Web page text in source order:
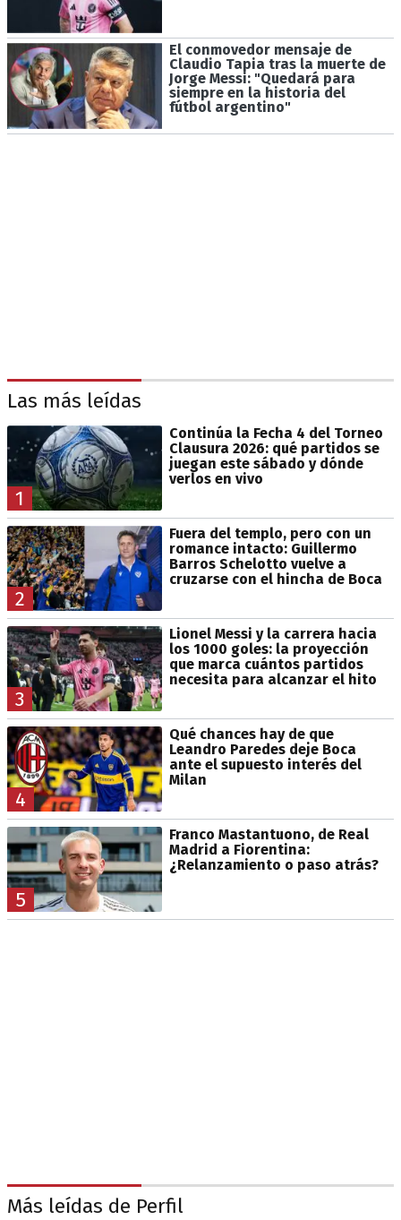
El conmovedor mensaje de
Claudio Tapia tras la muerte de
Jorge Messi: "Quedará para
siempre en la historia del
fútbol argentino"
Las más leídas
1
Continúa la Fecha 4 del Torneo
Clausura 2026: qué partidos se
juegan este sábado y dónde
verlos en vivo
2
Fuera del templo, pero con un
romance intacto: Guillermo
Barros Schelotto vuelve a
cruzarse con el hincha de Boca
3
Lionel Messi y la carrera hacia
los 1000 goles: la proyección
que marca cuántos partidos
necesita para alcanzar el hito
4
Qué chances hay de que
Leandro Paredes deje Boca
ante el supuesto interés del
Milan
5
Franco Mastantuono, de Real
Madrid a Fiorentina:
¿Relanzamiento o paso atrás?
Más leídas de Perfil